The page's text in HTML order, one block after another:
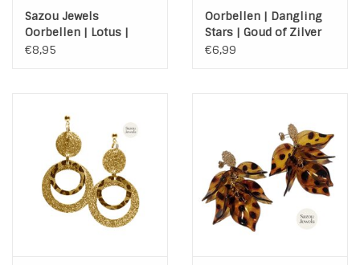
Sazou Jewels
Oorbellen | Lotus |
Steel | Silver | Agaat
€8,95
Oorbellen | Dangling
Stars | Goud of Zilver
€6,99